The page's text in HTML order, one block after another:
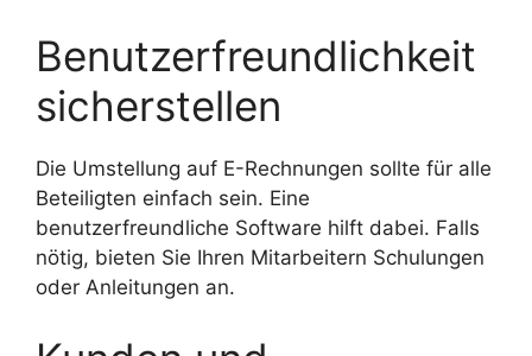
Benutzerfreundlichkeit
sicherstellen
Die Umstellung auf E-Rechnungen sollte für alle
Beteiligten einfach sein. Eine
benutzerfreundliche Software hilft dabei. Falls
nötig, bieten Sie Ihren Mitarbeitern Schulungen
oder Anleitungen an.